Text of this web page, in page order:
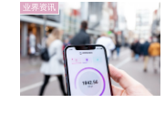
业界资讯